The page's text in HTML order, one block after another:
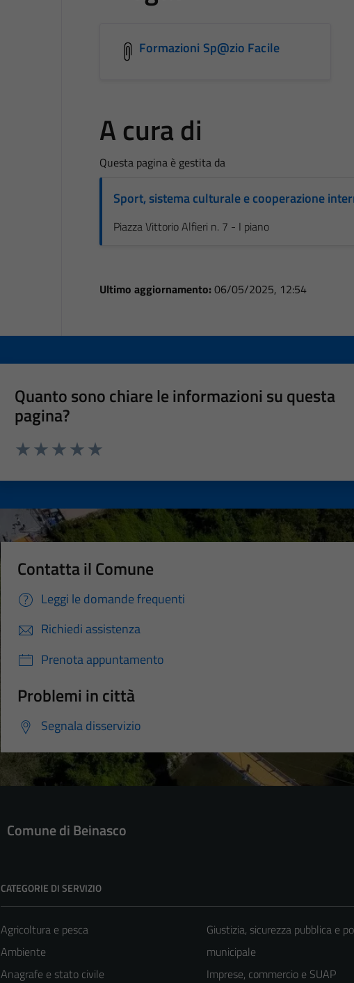
Formazioni Sp@zio Facile
A cura di
Questa pagina è gestita da
Sport, sistema culturale e cooperazione
Piazza Vittorio Alfieri n. 7 - I piano
Ultimo aggiornamento: 06/05/2025, 12:54
Quanto sono chiare le informazioni su questa
pagina?
Contatta il Comune
Leggi le domande frequenti
Richiedi assistenza
Prenota appuntamento
Problemi in città
Segnala disservizio
Comune di Beinasco
CATEGORIE DI SERVIZIO
Agricoltura e pesca
Ambiente
Anagrafe e stato civile
Giustizia, sicurezza pubblica e
municipale
Imprese, commercio e SUAP